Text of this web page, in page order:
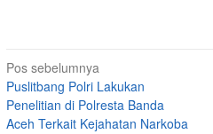
Navigasi
pos
Pos sebelumnya
Puslitbang Polri Lakukan
Penelitian di Polresta Banda
Aceh Terkait Kejahatan Narkoba